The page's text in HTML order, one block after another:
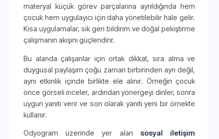
materyal küçük görev parçalarına ayrıldığında hem
çocuk hem uygulayıcı için daha yönetilebilir hale gelir.
Kısa uygulamalar, sık geri bildirim ve doğal pekiştirme
çalışmanın akışını güçlendirir.
Bu alanda çalışanlar için ortak dikkat, sıra alma ve
duygusal paylaşım çoğu zaman birbirinden ayrı değil,
aynı etkinlik içinde birlikte ele alınır. Örneğin çocuk
önce görseli inceler, ardından yönergeyi dinler, sonra
uygun yanıtı verir ve son olarak yanıtı yeni bir örnekte
kullanır.
Odyogram üzerinde yer alan sosyal iletişim